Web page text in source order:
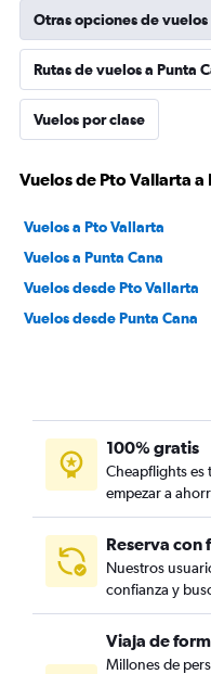
Otras opciones de vuelos
Rutas de vuelos a Punta
Vuelos por clase
Vuelos de Pto Vallarta a
Vuelos a Pto Vallarta
Vuelos a Punta Cana
Vuelos desde Pto Vallarta
Vuelos desde Punta Cana
100% gratis
Cheapflights es
empezar a
Reserva
Nuestros
confianza y
Viaja de
Millones de